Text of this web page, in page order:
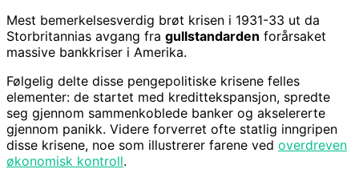
Mest bemerkelsesverdig brøt krisen i 1931-33 ut da
Storbritannias avgang fra gullstandarden forårsaket
massive bankkriser i Amerika.
Følgelig delte disse pengepolitiske krisene felles
elementer: de startet med kredittekspansjon, spredte
seg gjennom sammenkoblede banker og akselererte
gjennom panikk. Videre forverret ofte statlig inngripen
disse krisene, noe som illustrerer farene ved overdreven
økonomisk kontroll.